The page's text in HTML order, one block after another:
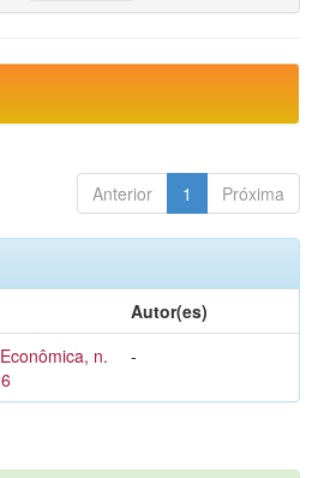
Anterior 1 Próxima
Autor(es)
n.
-